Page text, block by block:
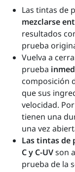
Las tintas de
mezclarse
resultados
prueba
Vuelva a
prueba
composición
que sus
velocidad.
tienen una
una vez
Las tintas de
C y C-UVson
prueba de la